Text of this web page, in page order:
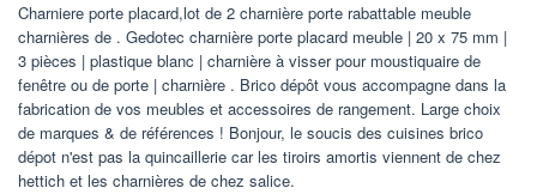
Charniere porte placard,lot de 2 charnière porte rabattable meuble
charnières de . Gedotec charnière porte placard meuble | 20 x 75 mm |
3 pièces | plastique blanc | charnière à visser pour moustiquaire de
fenêtre ou de porte | charnière . Brico dépôt vous accompagne dans la
fabrication de vos meubles et accessoires de rangement. Large choix
de marques & de références ! Bonjour, le soucis des cuisines brico
dépot n'est pas la quincaillerie car les tiroirs amortis viennent de chez
hettich et les charnières de chez salice.